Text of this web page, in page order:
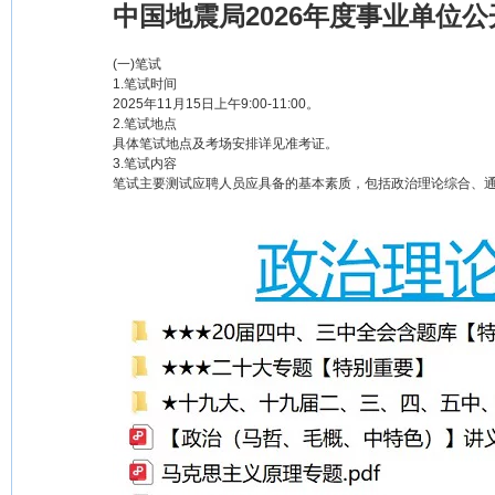
中国地震局2026年度事业单位
(一)笔试
1.笔试时间
2025年11月15日上午9:00-11:00。
2.笔试地点
具体笔试地点及考场安排详见准考证。
3.笔试内容
笔试主要测试应聘人员应具备的基本素质，包括政治理论综合、